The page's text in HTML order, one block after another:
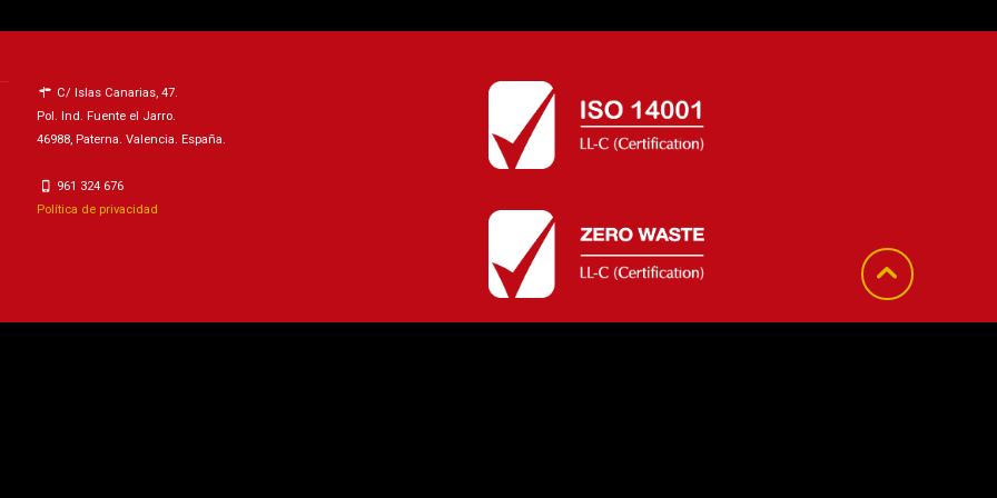
C/ Islas Canarias, 47.
Pol. Ind. Fuente el Jarro.
46988, Paterna. Valencia. España.
961 324 676
Política de privacidad